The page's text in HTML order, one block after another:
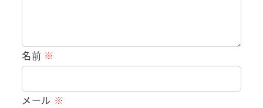
名前 ※
メール ※